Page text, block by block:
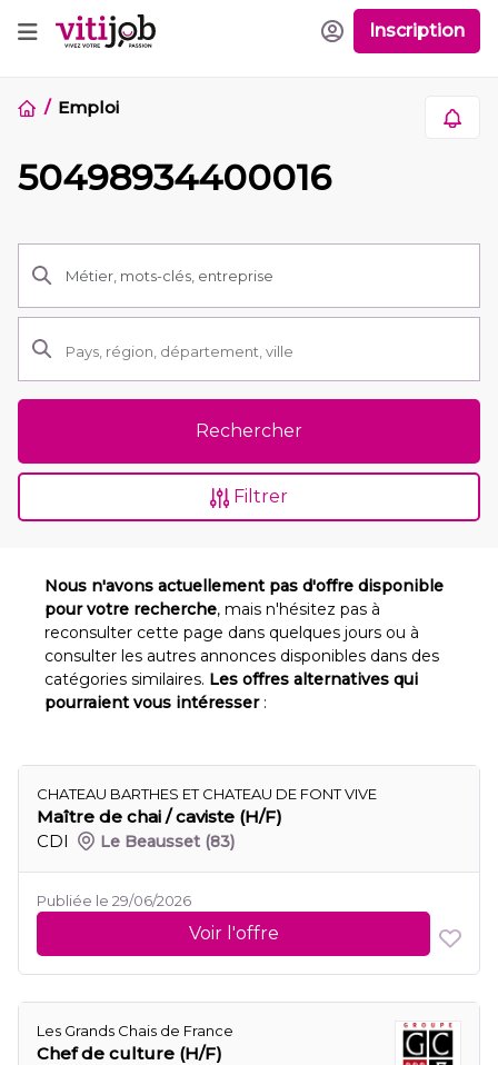
Inscription
Emploi
50498934400016
Rechercher
Filtrer
Nous n'avons actuellement pas d'offre disponible
pour votre recherche, mais n'hésitez pas à
reconsulter cette page dans quelques jours ou à
consulter les autres annonces disponibles dans des
catégories similaires. Les offres alternatives qui
pourraient vous intéresser:
CHATEAU BARTHES ET CHATEAU DE FONT VIVE
Maître de chai / caviste (H/F)
CDI
Le Beausset (83)
Publiée le 29/06/2026
Voir l'offre
Les Grands Chais de France
Chef de culture (H/F)